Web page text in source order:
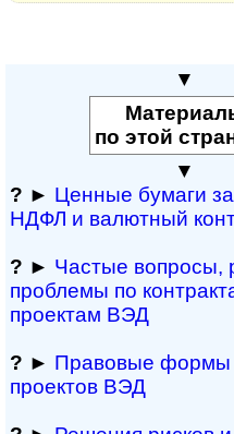
▼
по этой
▼
? ► Ценные бумаги
НДФЛ и ва­лют­ный
? ► Частые вопросы,
проблемы по
проектам ВЭД
? ► Правовые формы
проектов ВЭД